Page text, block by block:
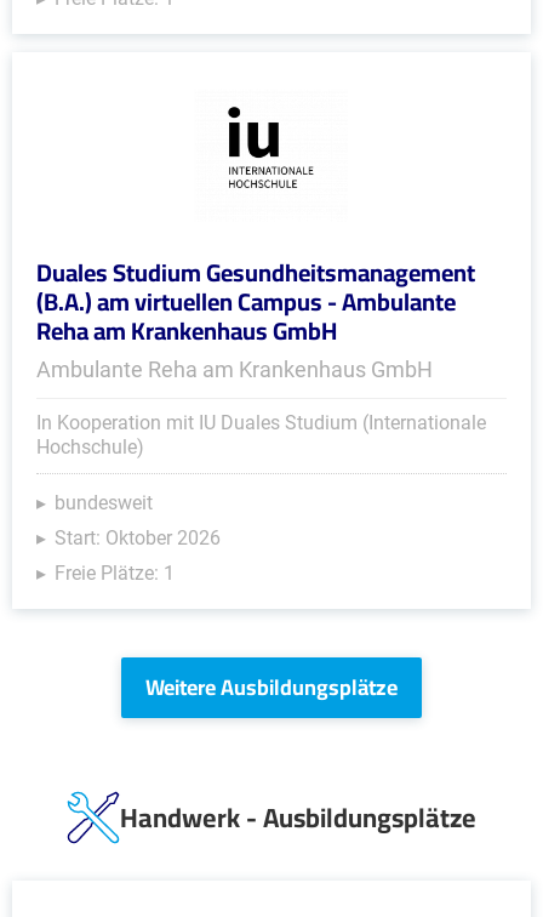
Duales Studium Gesundheitsmanagement
(B.A.) am virtuellen Campus - Ambulante
Reha am Krankenhaus GmbH
Ambulante Reha am Krankenhaus GmbH
In Kooperation mit IU Duales Studium (Internationale
Hochschule)
bundesweit
Start: Oktober 2026
Freie Plätze: 1
Weitere Ausbildungsplätze
Handwerk - Ausbildungsplätze